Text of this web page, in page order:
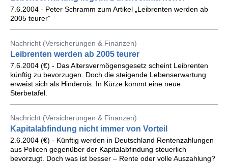
7.6.2004 - Peter Schramm zum Artikel „Leibrenten werden ab
2005 teurer”
Nachricht (Versicherungen & Finanzen)
Leibrenten werden ab 2005 teurer
7.6.2004 (€) - Das Altersvermögensgesetz scheint Leibrenten
künftig zu bevorzugen. Doch die steigende Lebenserwartung
erweist sich als Hindernis. In Kürze kommt eine neue
Sterbetafel.
Nachricht (Versicherungen & Finanzen)
Kapitalabfindung nicht immer von Vorteil
2.6.2004 (€) - Künftig werden in Deutschland Rentenzahlungen
aus Policen gegenüber der Kapitalabfindung steuerlich
bevorzugt. Doch was ist besser – Rente oder volle Auszahlung?